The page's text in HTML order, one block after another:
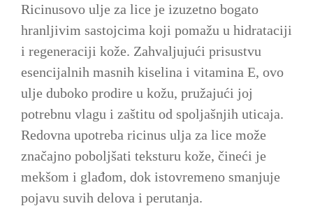
Ricinusovo ulje za lice je izuzetno bogato
hranljivim sastojcima koji pomažu u hidrataciji
i regeneraciji kože. Zahvaljujući prisustvu
esencijalnih masnih kiselina i vitamina E, ovo
ulje duboko prodire u kožu, pružajući joj
potrebnu vlagu i zaštitu od spoljašnjih uticaja.
Redovna upotreba ricinus ulja za lice može
značajno poboljšati teksturu kože, čineći je
mekšom i glađom, dok istovremeno smanjuje
pojavu suvih delova i perutanja.